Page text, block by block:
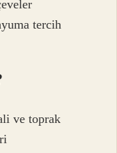
tercih
ve toprak